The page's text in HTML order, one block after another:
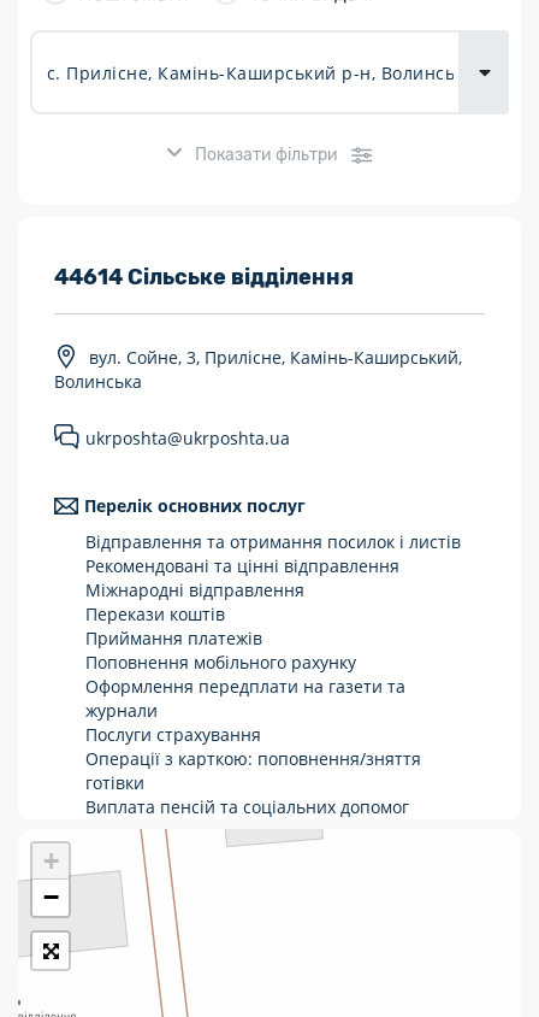
Показати фільтри
Розклад роботи:
Працюють після 19:00
Укрпошта Експрес/тариф «Пріоритетний»
Укрпошта Стандарт/тариф «Базовий»
Доставка за межі України
Прийом вантажів
Фінансові послуги:
Термінові перекази
Перекази
Комунальні та інші платежі
44614 Сільське відділення
вул. Сойне, 3, Прилісне, Камінь-Каширський,
Волинська
ukrposhta@ukrposhta.ua
Перелік основних послуг
Відправлення та отримання посилок і листів
Рекомендовані та цінні відправлення
Міжнародні відправлення
Перекази коштів
Приймання платежів
Поповнення мобільного рахунку
Оформлення передплати на газети та
журнали
Послуги страхування
Операції з карткою: поповнення/зняття
готівки
Виплата пенсій та соціальних допомог
Продаж товарів
Продаж марок та паковання
+
−